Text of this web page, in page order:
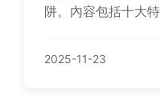
阱。內容包括十大
害。文章基於真實
2025-11-23